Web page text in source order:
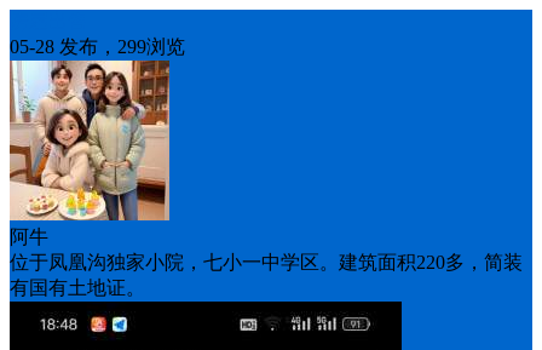
05-28 发布，299浏览
阿牛
位于凤凰沟独家小院，七小一中学区。建筑面积220多，简装
有国有土地证。